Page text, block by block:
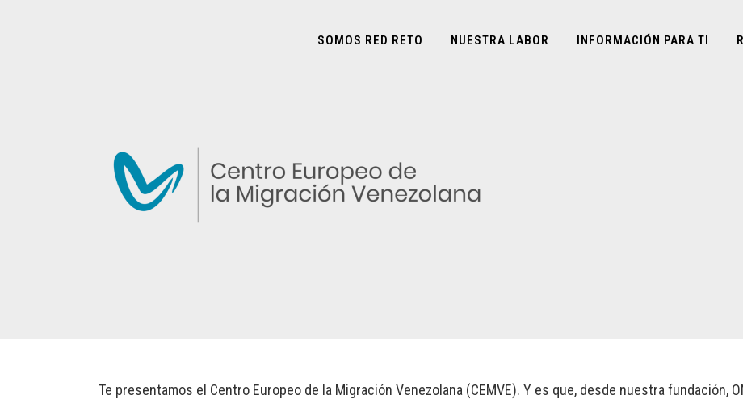
SOMOS RED RETO NUESTRA LABOR INFORMACIÓN PARA TI
Te presentamos el Centro Europeo de la Migración Venezolana (CEMVE). Y es que, desde nuestra fundación,